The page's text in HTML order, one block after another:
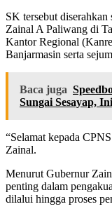
SK tersebut
Zainal A Paliwang di
Kantor Regional
Banjarmasin serta
Baca juga
Sungai Sesayap,
“Selamat kepada
Zainal.
Menurut Gubernur
penting dalam
dilalui hingga proses